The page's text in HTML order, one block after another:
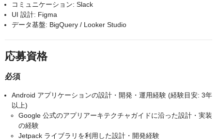
コミュニケーション: Slack
UI 設計: Figma
データ基盤: BigQuery / Looker Studio
応募資格
必須
Android アプリケーションの設計・開発・運用経験 (経験目安: 3年
以上)
Google 公式のアプリアーキテクチャガイドに沿った設計・実装
の経験
Jetpack ライブラリを利用した設計・開発経験